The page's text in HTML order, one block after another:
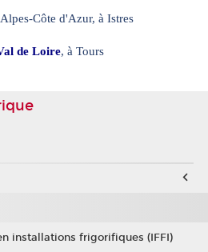
Côte d'Azur, à Istres
de Loire, à Tours
installations frigorifiques (IFFI)